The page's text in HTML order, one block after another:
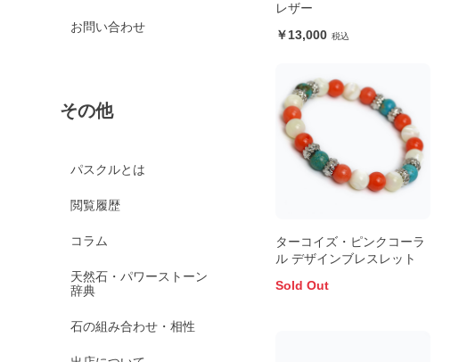
お問い合わせ
その他
パスクルとは
閲覧履歴
コラム
天然石・パワーストーン
辞典
石の組み合わせ・相性
レザー
13,000
ターコイズ・ピンクコーラ
ル デザインブレスレット
Sold Out